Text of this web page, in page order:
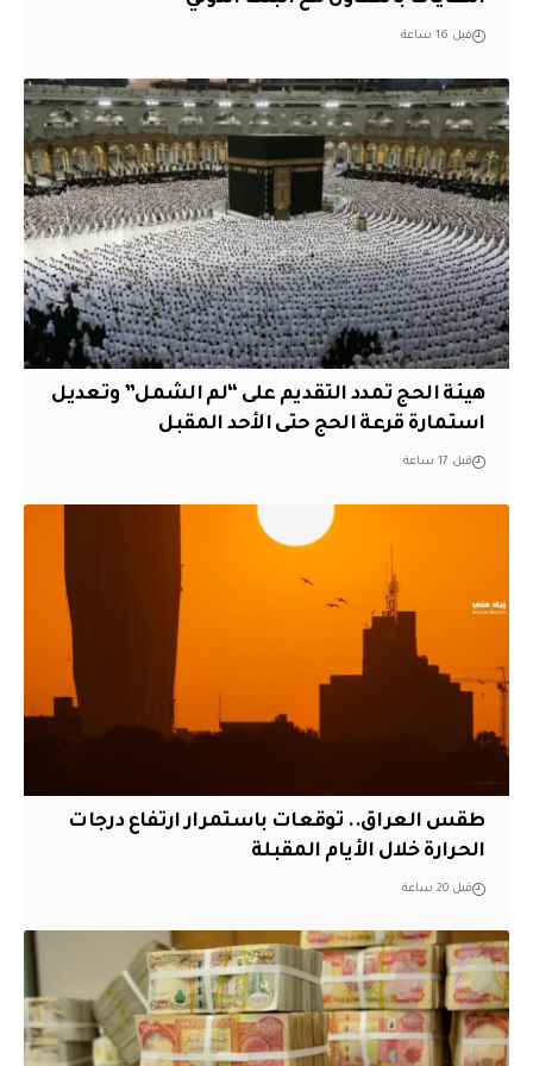
قبل 16 ساعة
هيئة الحج تمدد التقديم على “لم الشمل” وتعديل
استمارة قرعة الحج حتى الأحد المقبل
قبل 17 ساعة
طقس العراق.. توقعات باستمرار ارتفاع درجات
الحرارة خلال الأيام المقبلة
قبل 20 ساعة